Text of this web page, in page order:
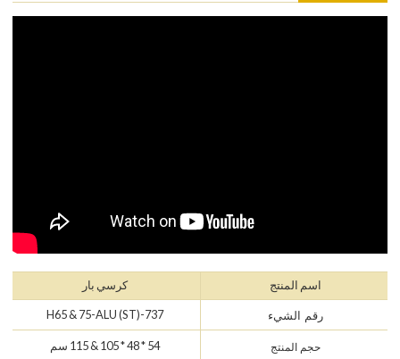
اسم المنتج كرسي بار
رقم الشيء 737-H65 & 75-ALU (ST)
حجم المنتج 54 * 48 * 105 & 115 سم